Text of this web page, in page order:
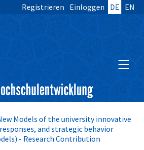
Registrieren Einloggen DE EN
Models of the university innovative
and strategic behavior
- Research Contribution